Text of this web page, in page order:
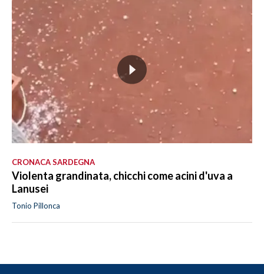
CRONACA SARDEGNA
Violenta grandinata, chicchi come acini d'uva a
Lanusei
Tonio Pillonca